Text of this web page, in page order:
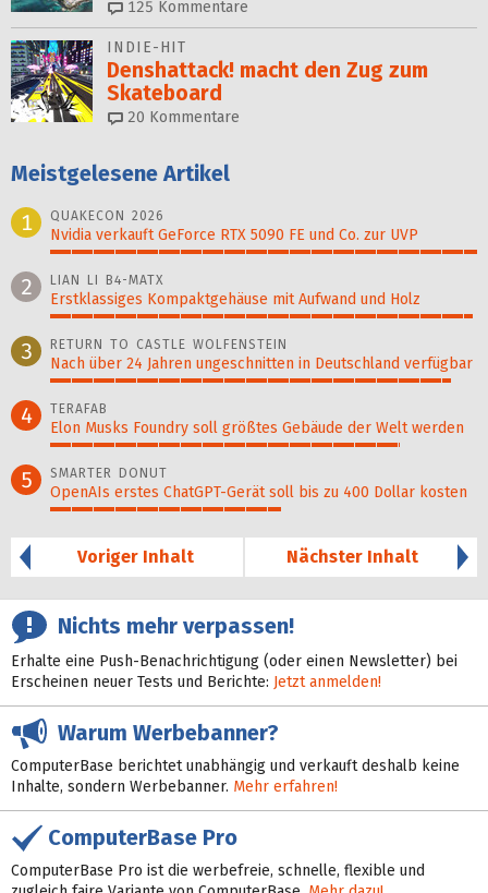
125 Kommentare
INDIE-HIT
Denshattack! macht den Zug zum
Skateboard
20 Kommentare
Meistgelesene Artikel
1
QUAKECON 2026
Nvidia verkauft GeForce RTX 5090 FE und Co. zur UVP
2 LIAN LI B4-MATX
Erstklassiges Kompaktgehäuse mit Aufwand und Holz
3 RETURN TO CASTLE WOLFENSTEIN
Nach über 24 Jahren ungeschnitten in Deutschland verfügbar
4 TERAFAB
Elon Musks Foundry soll größ­tes Gebäude der Welt werden
5 SMARTER DONUT
OpenAIs erstes ChatGPT-Gerät soll bis zu 400 Dollar kosten
Voriger Inhalt
Nächster Inhalt
Nichts mehr verpassen!
Erhalte eine Push-Benachrichtigung (oder einen Newsletter) bei
Erscheinen neuer Tests und Berichte: Jetzt anmelden!
Warum Werbebanner?
ComputerBase berichtet unabhängig und verkauft deshalb keine
Inhalte, sondern Werbebanner. Mehr erfahren!
ComputerBase Pro
ComputerBase Pro ist die werbefreie, schnelle, flexible und